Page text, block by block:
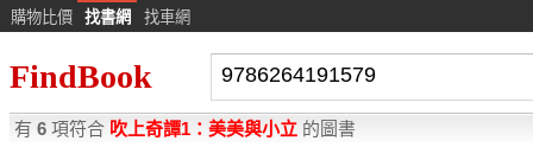
購物比價 找書網 找車網
FindBook
有 6 項符合 吹上奇譚1：美美與小立 的圖書